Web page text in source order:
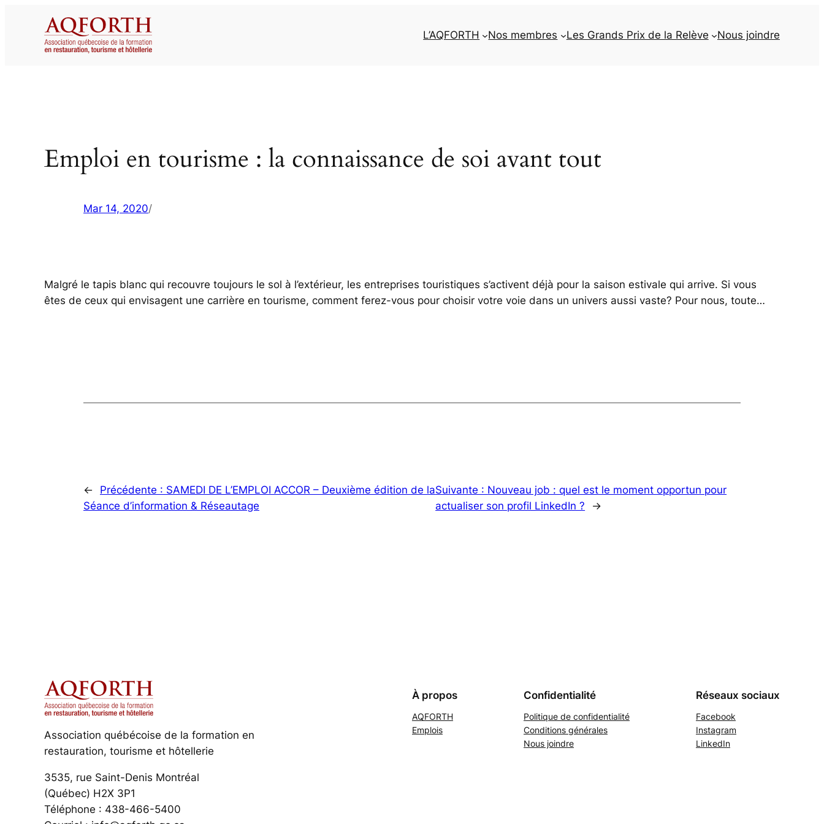
L’AQFORTH Nos membres Les Grands Prix de la Relève Nous joindre
Emploi en tourisme : la connaissance de soi avant tout
Mar 14, 2020/
Malgré le tapis blanc qui recouvre toujours le sol à l’extérieur, les entreprises touristiques s’activent déjà pour la saison estivale qui arrive. Si vous
êtes de ceux qui envisagent une carrière en tourisme, comment ferez-vous pour choisir votre voie dans un univers aussi vaste? Pour nous, toute…
← Précédente : SAMEDI DE L’EMPLOI ACCOR – Deuxième édition de la
Séance d’information & Réseautage
Suivante : Nouveau job : quel est le moment opportun pour
actualiser son profil LinkedIn ?
→
Association québécoise de la formation en
restauration, tourisme et hôtellerie
3535, rue Saint-Denis Montréal
(Québec) H2X 3P1
Téléphone : 438-466-5400
À propos
AQFORTH
Emplois
Confidentialité
Politique de confidentialité
Conditions générales
Nous joindre
Réseaux sociaux
Facebook
Instagram
LinkedIn